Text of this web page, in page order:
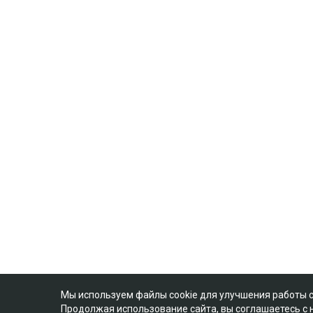
Мы используем файлы cookie для улучшения работы
Продолжая использование сайта, вы соглашаетесь с